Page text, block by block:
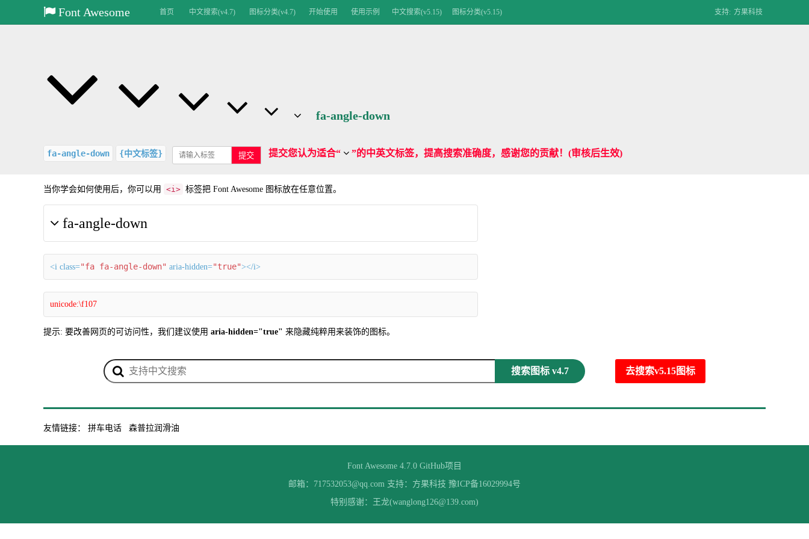
Font Awesome 首页 中文搜索(v4.7) 图标分类(v4.7) 开始使用 使用示例 中文搜索(v5.15) 图标分类(v5.15) 支持: 方果科技
fa-angle-down
fa-angle-down {中文标签} 提交 提交您认为适合“ ”的中英文标签，提高搜索准确度，感谢您的贡献！(审核后生效)
当你学会如何使用后，你可以用 <i> 标签把 Font Awesome 图标放在任意位置。
fa-angle-down
<i class="fa fa-angle-down" aria-hidden="true"></i>
unicode:\f107
提示: 要改善网页的可访问性，我们建议使用 aria-hidden="true" 来隐藏纯粹用来装饰的图标。
搜索图标 v4.7 去搜索v5.15图标
友情链接： 拼车电话 森普拉润滑油
Font Awesome 4.7.0 GitHub项目
邮箱：717532053@qq.com 支持： 方果科技 豫ICP备16029994号
特别感谢：王龙(wanglong126@139.com)